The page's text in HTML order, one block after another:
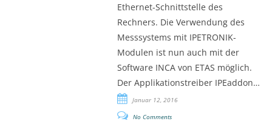
Ethernet-Schnittstelle des
Rechners. Die Verwendung des
Messsystems mit IPETRONIK-
Modulen ist nun auch mit der
Software INCA von ETAS möglich.
Der Applikationstreiber IPEaddon…
Januar 12, 2016
No Comments